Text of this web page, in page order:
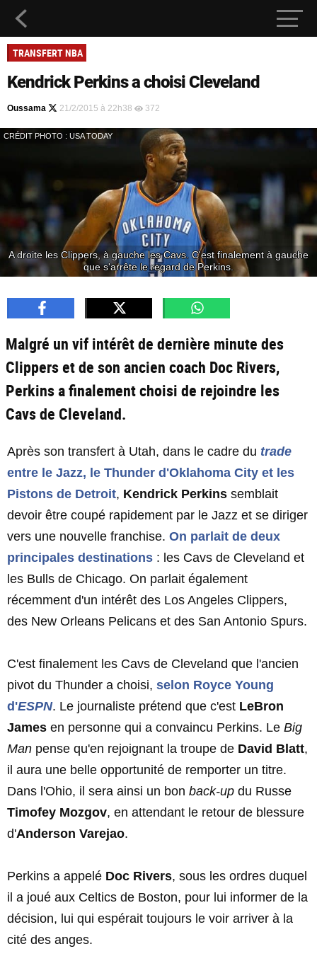
TRANSFERT NBA
Kendrick Perkins a choisi Cleveland
Oussama 21/2/2015 à 22h38 372
CRÉDIT PHOTO : USA TODAY
A droite les Clippers, à gauche les Cavs. C'est finalement à gauche
que s'arrête le regard de Perkins.
Malgré un vif intérêt de dernière minute des
Clippers et de son ancien coach Doc Rivers,
Perkins a finalement choisi de rejoindre les
Cavs de Cleveland.
Après son transfert à Utah, dans le cadre du trade
entre le Jazz, le Thunder d'Oklahoma City et les
Pistons de Detroit, Kendrick Perkins semblait
devoir être coupé rapidement par le Jazz et se diriger
vers une nouvelle franchise. On parlait de deux
principales destinations : les Cavs de Cleveland et
les Bulls de Chicago. On parlait également
récemment d'un intérêt des Los Angeles Clippers,
des New Orleans Pelicans et des San Antonio Spurs.
C'est finalement les Cavs de Cleveland que l'ancien
pivot du Thunder a choisi, selon Royce Young
d'ESPN. Le journaliste prétend que c'est LeBron
James en personne qui a convaincu Perkins. Le Big
Man pense qu'en rejoignant la troupe de David Blatt,
il aura une belle opportunité de remporter un titre.
Dans l'Ohio, il sera ainsi un bon back-up du Russe
Timofey Mozgov, en attendant le retour de blessure
d'Anderson Varejao.
Perkins a appelé Doc Rivers, sous les ordres duquel
il a joué aux Celtics de Boston, pour lui informer de la
décision, lui qui espérait toujours le voir arriver à la
cité des anges.